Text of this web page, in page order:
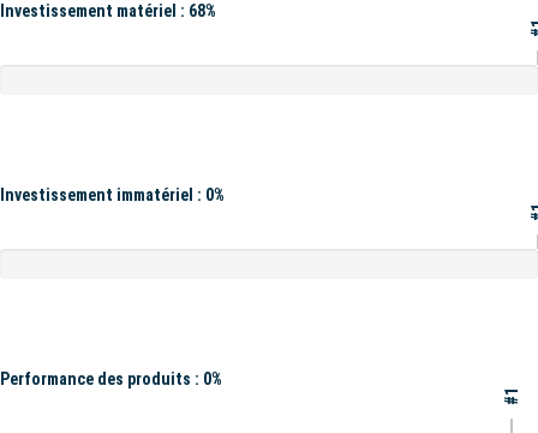
Investissement matériel : 68%
Investissement immatériel : 0%
Performance des produits : 0%
#1